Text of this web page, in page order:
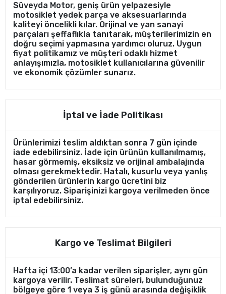
Süveyda Motor, geniş ürün yelpazesiyle
motosiklet yedek parça ve aksesuarlarında
kaliteyi öncelikli kılar. Orijinal ve yan sanayi
parçaları şeffaflıkla tanıtarak, müşterilerimizin en
doğru seçimi yapmasına yardımcı oluruz. Uygun
fiyat politikamız ve müşteri odaklı hizmet
anlayışımızla, motosiklet kullanıcılarına güvenilir
ve ekonomik çözümler sunarız.
İptal ve İade Politikası
Ürünlerimizi teslim aldıktan sonra 7 gün içinde
iade edebilirsiniz. İade için ürünün kullanılmamış,
hasar görmemiş, eksiksiz ve orijinal ambalajında
olması gerekmektedir. Hatalı, kusurlu veya yanlış
gönderilen ürünlerin kargo ücretini biz
karşılıyoruz. Siparişinizi kargoya verilmeden önce
iptal edebilirsiniz.
Kargo ve Teslimat Bilgileri
Hafta içi 13:00’a kadar verilen siparişler, aynı gün
kargoya verilir. Teslimat süreleri, bulunduğunuz
bölgeye göre 1 veya 3 iş günü arasında değişiklik